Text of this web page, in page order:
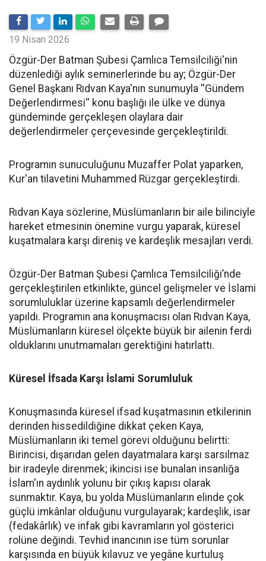
19 Nisan 2026
​Özgür-Der Batman Şubesi Çamlıca Temsilciliği'nin
düzenlediği aylık seminerlerinde bu ay; Özgür-Der
Genel Başkanı Rıdvan Kaya'nın sunumuyla ''Gündem
Değerlendirmesi'' konu başlığı ile ülke ve dünya
gündeminde gerçekleşen olaylara dair
değerlendirmeler çerçevesinde gerçekleştirildi.
Programın sunuculuğunu Muzaffer Polat yaparken,
Kur'an tilavetini Muhammed Rüzgar gerçekleştirdi.
Rıdvan Kaya sözlerine, Müslümanların bir aile bilinciyle
hareket etmesinin önemine vurgu yaparak, küresel
kuşatmalara karşı direniş ve kardeşlik mesajları verdi.
Özgür-Der Batman Şubesi Çamlıca Temsilciliği’nde
gerçekleştirilen etkinlikte, güncel gelişmeler ve İslami
sorumluluklar üzerine kapsamlı değerlendirmeler
yapıldı. Programın ana konuşmacısı olan Rıdvan Kaya,
Müslümanların küresel ölçekte büyük bir ailenin ferdi
olduklarını unutmamaları gerektiğini hatırlattı.
Küresel İfsada Karşı İslami Sorumluluk
Konuşmasında küresel ifsad kuşatmasının etkilerinin
derinden hissedildiğine dikkat çeken Kaya,
Müslümanların iki temel görevi olduğunu belirtti:
Birincisi, dışarıdan gelen dayatmalara karşı sarsılmaz
bir iradeyle direnmek; ikincisi ise bunalan insanlığa
İslam'ın aydınlık yolunu bir çıkış kapısı olarak
sunmaktır. Kaya, bu yolda Müslümanların elinde çok
güçlü imkânlar olduğunu vurgulayarak; kardeşlik, isar
(fedakârlık) ve infak gibi kavramların yol gösterici
rolüne değindi. Tevhid inancının ise tüm sorunlar
karşısında en büyük kılavuz ve yegâne kurtuluş